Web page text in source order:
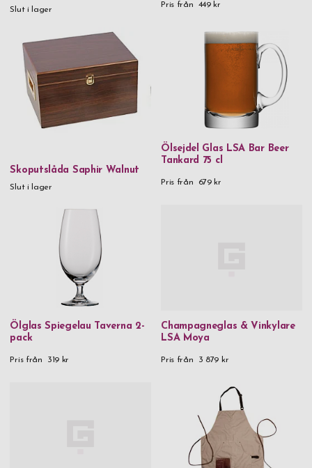
Slut i lager
Pris från 449 kr
Skoputslåda Saphir Walnut
Slut i lager
Ölsejdel Glas LSA Bar Beer
Tankard 75 cl
Pris från 679 kr
Ölglas Spiegelau Taverna 2-
pack
Pris från 319 kr
Champagneglas & Vinkylare
LSA Moya
Pris från 3 879 kr